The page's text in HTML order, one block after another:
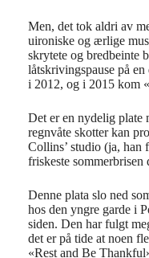
Men, det tok aldri av
uironiske og ærlige
skrytete og bredbeinte
låtskrivingspause på
i 2012, og i 2015 kom
Det er en nydelig plate
regnvåte skotter kan
Collins’ studio (ja, han
friskeste sommerbrisen
Denne plata slo ned
hos den yngre garde i
siden. Den har fulgt
det er på tide at noen
«Rest and Be